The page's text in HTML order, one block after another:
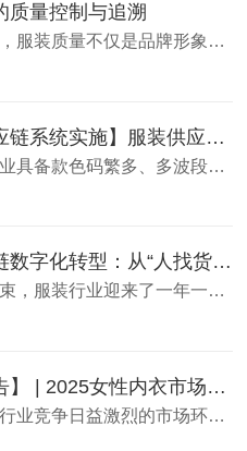
质量控制与追溯
时尚产业中，服装质量不仅是品牌形象的体现，更是消费者信赖的基石。然而，在庞大的服装供应链中，如何构建
【服装供应链系统实施】服装供应链系统 SCM 的实施流程
前言服装行业具备款色码繁多、多波段上新、外协工厂分散、打样与大货双线并行、结算模式复杂等专属特性，因此服装垂直SCM（PLM+SCM+SRM一体化系统）的实施流程和通用制造业ERP存在明显差异。一套完整落地并非简单开通账号，需要按标准化阶段推进，同步完成业务梳理、数据治理、系统配置、上下游协同接入、
服装供应链数字化转型：从“人找货”到“货找人” —— 新物云大麦供应链系统助力服装企业春节后复工复产
春节假期结束，服装行业迎来了一年一度的复工复产潮。延续去年服装行业及外部因素的深刻影响，今年许多服装企业依然面临着不少新的挑战：原材料价格上涨、劳动力成本上升、消费者需求多样化…… 如何在激烈的市场竞争中脱颖而出，成为摆在每个服装企业面前的难题。
【行业报告】 | 2025女性内衣市场消费趋势研究报告
在当今内衣行业竞争日益激烈的市场环境下，品质、个性化和智能化成为了内衣品类的核心发展趋势。新物云用户蕉内、有棵树、松山棉、奥莉等内衣品牌正是凭借对这些趋势的精准把握和持续创新，在市场中脱颖而出。而新物云作为数智化服装供应链领域的头部服务商，为内衣品类用户提供了强大的供应链支持，助力用户们更好地适应市场变化，满足消费者的需求。